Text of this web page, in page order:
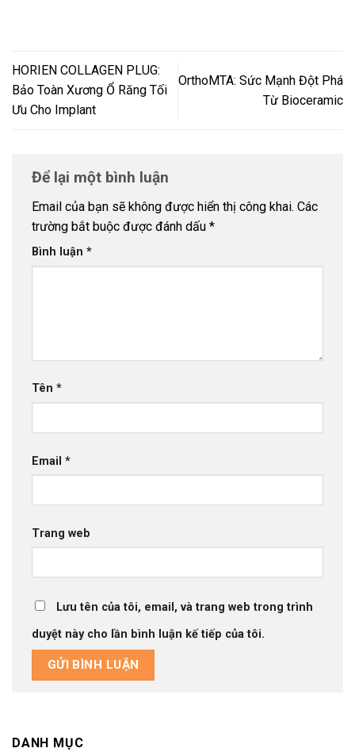
HORIEN COLLAGEN PLUG:
Bảo Toàn Xương Ổ Răng Tối
Ưu Cho Implant
OrthoMTA: Sức Mạnh Đột Phá
Từ Bioceramic
Để lại một bình luận
Email của bạn sẽ không được hiển thị công khai. Các
trường bắt buộc được đánh dấu *
Bình luận *
Tên *
Email *
Trang web
Lưu tên của tôi, email, và trang web trong trình
duyệt này cho lần bình luận kế tiếp của tôi.
DANH MỤC